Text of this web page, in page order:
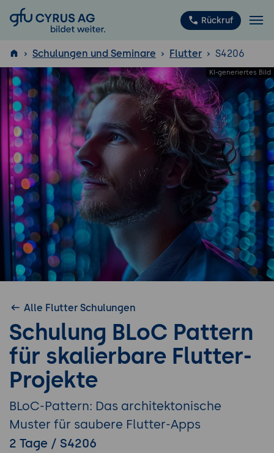
GFU Cyrus AG Rückruf
ISTQB ®
Schulungen und Seminare Flutter S4206
Alle Flutter Schulungen
Schulung BLoC Pattern
für skalierbare Flutter-
Projekte
BLoC-Pattern: Das architektonische
Muster für saubere Flutter-Apps
2 Tage / S4206